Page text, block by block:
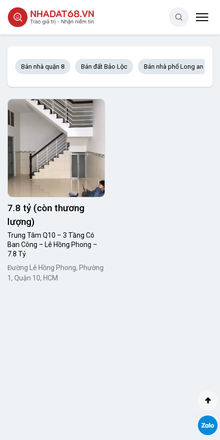
Bán nhà quận 8 Bán đất Bảo Lộc Bán nhà phố Long an
7.8 tỷ (còn thương
lượng)
Trung Tâm Q10 – 3 Tầng Có
Ban Công – Lê Hồng Phong –
7.8 Tỷ
Đường Lê Hồng Phong, Phường
1, Quận 10, HCM